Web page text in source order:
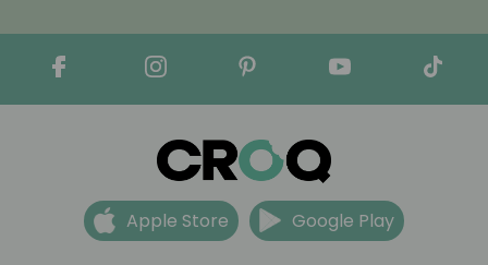
Apple Store Google Play